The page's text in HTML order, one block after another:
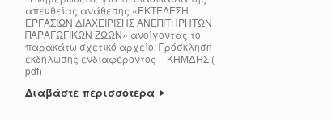
απευθείας ανάθεσης «ΕΚΤΕΛΕΣΗ
ΕΡΓΑΣΙΩΝ ΔΙΑΧΕΙΡΙΣΗΣ ΑΝΕΠΙΤΗΡΗΤΩΝ
ΠΑΡΑΓΩΓΙΚΩΝ ΖΩΩΝ» ανοίγοντας το
παρακάτω σχετικό αρχείο: Πρόσκληση
εκδήλωσης ενδιαφέροντος – ΚΗΜΔΗΣ (
pdf)
Διαβάστε περισσότερα